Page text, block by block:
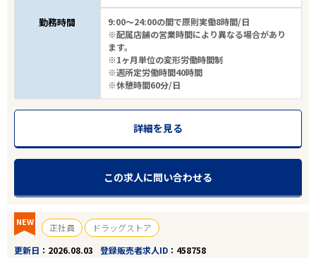
勤務時間
9:00～24:00の間で原則実働8時間/日
※配属店舗の営業時間により異なる場合があり
ます。
※1ヶ月単位の変形労働時間制
※週所定労働時間40時間
※休憩時間60分/日
詳細を見る
この求人に問い合わせる
NEW 正社員
ドラッグストア
更新日
2026.08.03 登録販売者求人ID 458758